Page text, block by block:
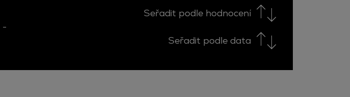
-
Seřadit podle hodnocení
Seřadit podle data